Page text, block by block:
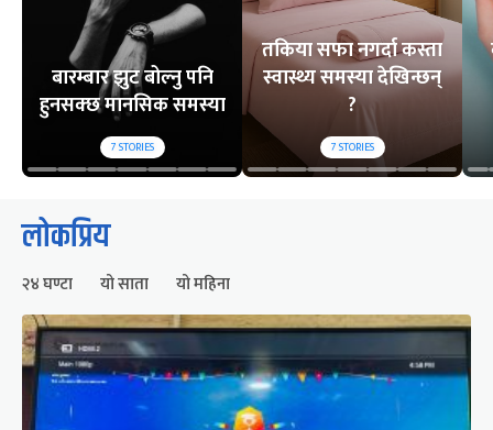
बारम्बार झुट बोल्नु पनि
हुनसक्छ मानसिक समस्या
7STORIES
तकिया सफा नगर्दा कस्ता
स्वास्थ्य समस्या देखिन्छन्
?
7STORIES
लोकप्रिय
२४ घण्टा यो साता यो महिना